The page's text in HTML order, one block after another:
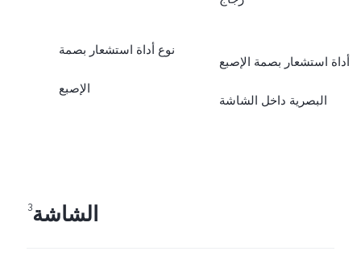
نوع أداة استشعار بصمة
الإصبع
أداة استشعار بصمة الإصبع
البصرية داخل الشاشة
الشاشة3